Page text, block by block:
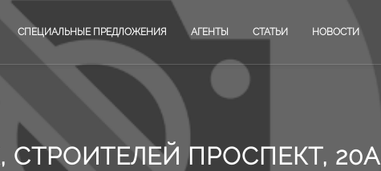
СПЕЦИАЛЬНЫЕ ПРЕДЛОЖЕНИЯ АГЕНТЫ СТАТЬИ НОВОСТИ
СТРОИТЕЛЕЙ ПРОСПЕКТ, 20А